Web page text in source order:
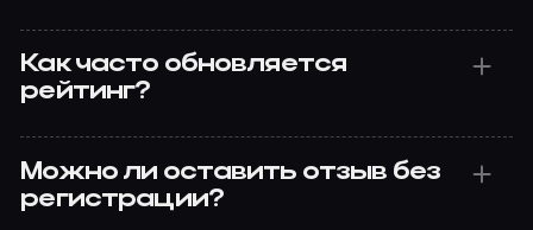
Как часто обновляется
рейтинг?
Можно ли оставить отзыв без
регистрации?